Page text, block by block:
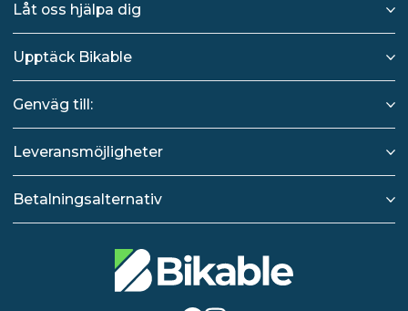
Låt oss hjälpa dig
Upptäck Bikable
Genväg till:
Leveransmöjligheter
Betalningsalternativ